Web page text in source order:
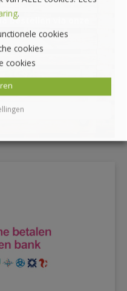
bestellen via onze
.
cookies
cookies
cookies